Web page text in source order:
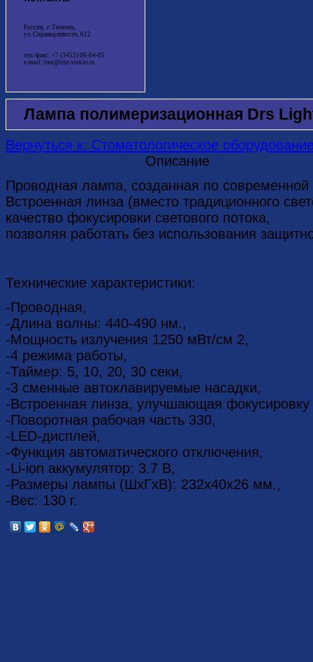
Россия, г. Тюмень,
ул. Справедливости, 612
тел./факс: +7 (3452) 06-04-05
e-mail: tmz@tmz-steklo.ru
Лампа полимеризационная Drs
Вернуться к: Стоматологическое
Описание
Проводная лампа, созданная по современной
Встроенная линза (вместо традиционного
качество фокусировки светового потока,
позволяя работать без использования
Технические характеристики:
-Проводная,
-Длина волны: 440-490 нм.,
-Мощность излучения 1250 мВт/см 2,
-4 режима работы,
-Таймер: 5, 10, 20, 30 секи,
-3 сменные автоклавируемые насадки,
-Встроенная линза, улучшающая фокусировку
-Поворотная рабочая часть 330,
-LED-дисплей,
-Функция автоматического отключения,
-Li-ion аккумулятор: 3.7 В,
-Размеры лампы (ШхГхВ): 232х40x26 мм.,
-Вес: 130 г.